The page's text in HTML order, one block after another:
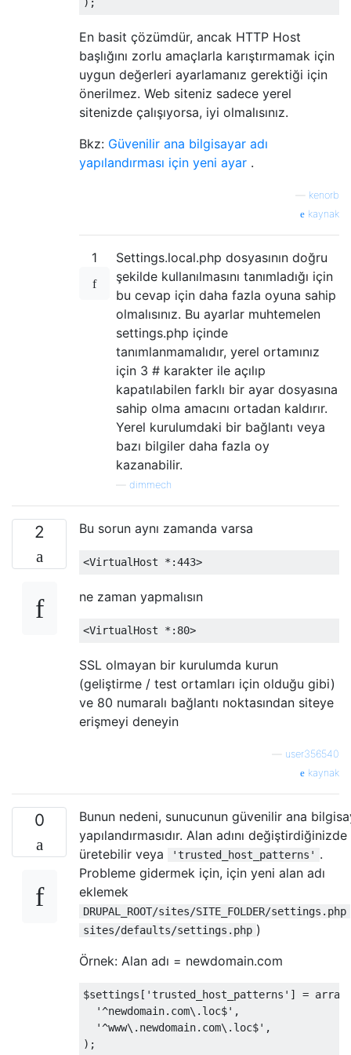
En basit çözümdür, ancak HTTP Host
başlığını zorlu amaçlarla karıştırmamak için
uygun değerleri ayarlamanız gerektiği için
önerilmez. Web siteniz sadece yerel
sitenizde çalışıyorsa, iyi olmalısınız.
Bkz: Güvenilir ana bilgisayar adı
yapılandırması için yeni ayar .
kenorb
kaynak
1
Settings.local.php dosyasının doğru
şekilde kullanılmasını tanımladığı için
bu cevap için daha fazla oyuna sahip
olmalısınız. Bu ayarlar muhtemelen
settings.php içinde
tanımlanmamalıdır, yerel ortamınız
için 3 # karakter ile açılıp
kapatılabilen farklı bir ayar dosyasına
sahip olma amacını ortadan kaldırır.
Yerel kurulumdaki bir bağlantı veya
bazı bilgiler daha fazla oy
kazanabilir.
dimmech
2 Bu sorun aynı zamanda varsa
<VirtualHost *:443>
ne zaman yapmalısın
<VirtualHost *:80>
SSL olmayan bir kurulumda kurun
(geliştirme / test ortamları için olduğu gibi)
ve 80 numaralı bağlantı noktasından siteye
erişmeyi deneyin
user356540
kaynak
0
Bunun nedeni, sunucunun güvenilir ana
yapılandırmasıdır. Alan adını değiştirdiğinizde
üretebilir veya
'trusted_host_patterns' .
Probleme gidermek için, için yeni alan adı
eklemek
DRUPAL_ROOT/sites/SITE_FOLDER/settings.php
sites/defaults/settings.php )
Örnek: Alan adı = newdomain.com
$settings [ 'trusted_host_patterns' ] = array
'^newdomain.com\.loc$' ,
'^www\.newdomain.com\.loc$' ,
);